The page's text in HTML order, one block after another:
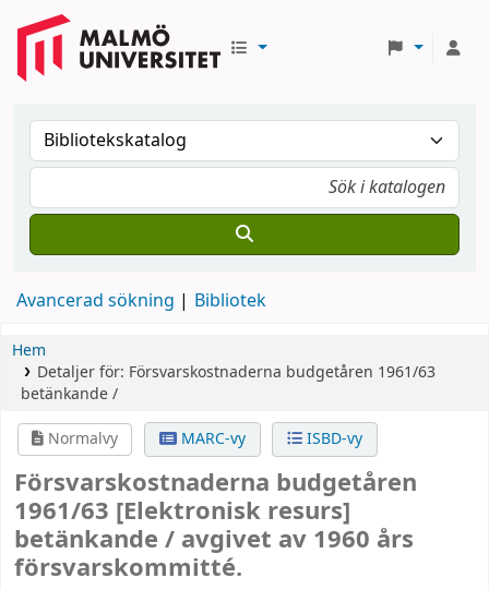
Avancerad sökning Bibliotek
Hem
Detaljer för: Försvarskostnaderna budgetåren 1961/63
betänkande /
Normalvy
MARC-vy ISBD-vy
Försvarskostnaderna budgetåren
1961/63 [Elektronisk resurs]
betänkande / avgivet av 1960 års
försvarskommitté.